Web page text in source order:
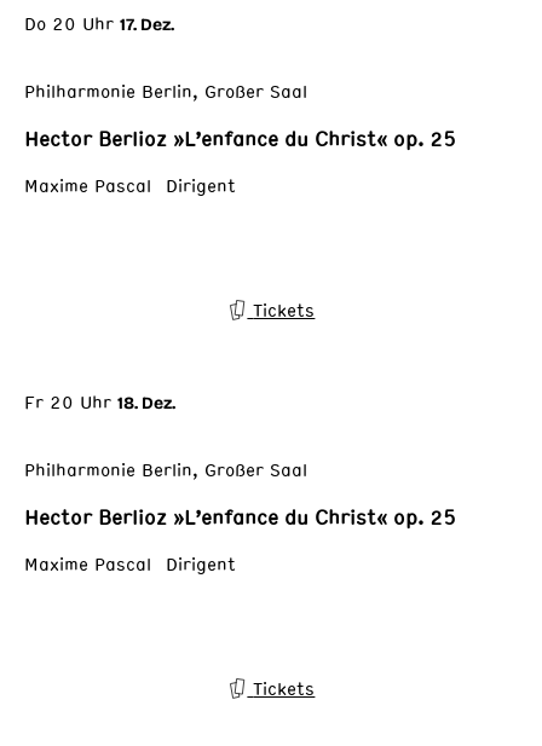
Do 20 Uhr 17. Dez.
Philharmonie Berlin, Großer Saal
Hector Berlioz »L’enfance du Christ« op. 25
Maxime Pascal Dirigent
Tickets
Fr 20 Uhr 18. Dez.
Philharmonie Berlin, Großer Saal
Hector Berlioz »L’enfance du Christ« op. 25
Maxime Pascal Dirigent
Tickets